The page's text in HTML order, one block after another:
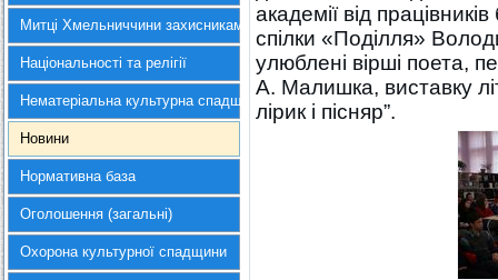
Митці Хмельниччини захисникам України
Національності та релігії
Нематеріальна культурна спадщина
Новини
Нормативна база
Оголошення (загальні)
Охорона культурної спадщини
академії від працівників
спілки «Поділля»
улюблені вірші поета,
А. Малишка, виставку
лірик і пісняр”.